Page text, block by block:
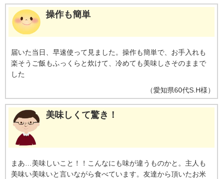
操作も簡単
届いた当日、早速使って見ました。操作も簡単で、お手入れも
楽そうご飯もふっくらと炊けて、冷めても美味しさそのままで
した
（愛知県60代S.H様）
美味しくて驚き！
まあ…美味しいこと！！こんなにも味が違うものかと。主人も
美味い美味いと言いながら食べています。友達から頂いたお米